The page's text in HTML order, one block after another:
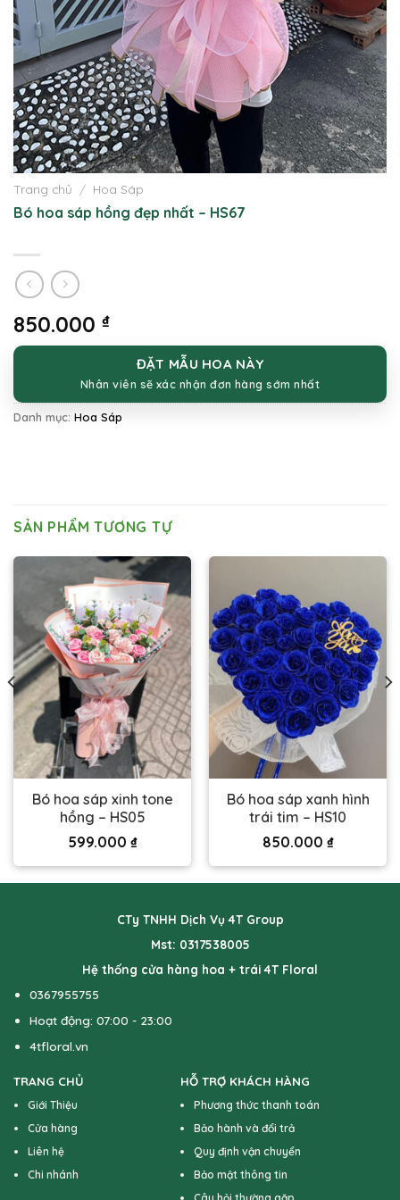
Trang chủ / Hoa Sáp
Bó hoa sáp hồng đẹp nhất – HS67
850.000 ₫
ĐẶT MẪU HOA NÀY
Nhân viên sẽ xác nhận đơn hàng sớm nhất
Danh mục: Hoa Sáp
SẢN PHẨM TƯƠNG TỰ
Bó hoa sáp xinh tone
hồng – HS05
599.000 ₫
Bó hoa sáp xanh hình
trái tim – HS10
850.000 ₫
CTy TNHH Dịch Vụ 4T Group
Mst: 0317538005
Hệ thống cửa hàng hoa + trái 4T Floral
0367955755
Hoạt động: 07:00 - 23:00
4tfloral.vn
TRANG CHỦ
Giới Thiệu
Cửa hàng
Liên hệ
Chi nhánh
HỖ TRỢ KHÁCH HÀNG
Phương thức thanh toán
Bảo hành và đổi trả
Quy định vận chuyển
Bảo mật thông tin